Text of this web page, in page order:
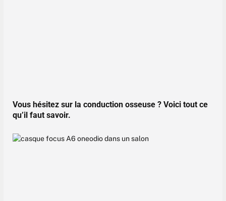
Vous hésitez sur la conduction osseuse ? Voici tout ce
qu’il faut savoir.